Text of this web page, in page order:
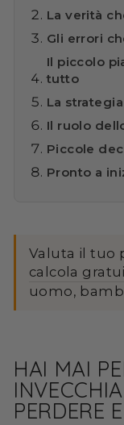
La verità
Gli errori
Il piccolo
tutto
La
Il ruolo
Piccole
Pronto a
Valuta il tuo
calcola
uomo,
HAI MAI
PERDERE